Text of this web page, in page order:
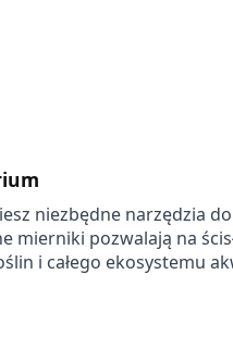
niezbędne narzędzia
pozwalają na
i całego ekosystemu